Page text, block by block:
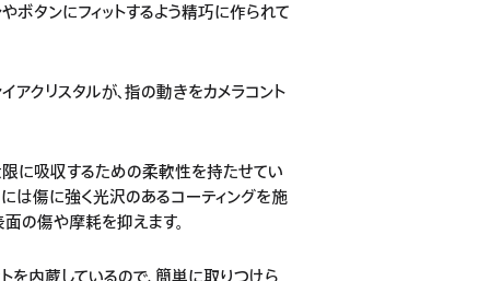
タンにフィットするよう精巧に作られて
クリスタルが、指の動きをカメラコント
に吸収するための柔軟性を持たせてい
には傷に強く光沢のあるコーティングを施
の傷や摩耗を抑えます。